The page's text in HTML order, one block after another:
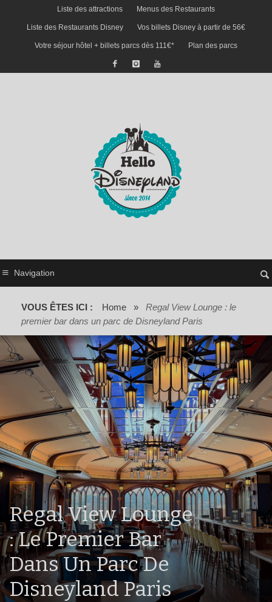
Liste des attractions Menus des Restaurants
Liste des Restaurants Disney Vos billets Disney à partir de 56€
Votre séjour hôtel + billets parcs dès 111€* Plan des parcs
Navigation
VOUS ÊTES ICI : Home »
Regal View Lounge : le
premier bar dans un parc de Disneyland Paris
Regal View Lounge
: Le Premier Bar
Dans Un Parc De
Disneyland Paris